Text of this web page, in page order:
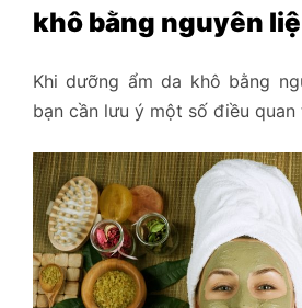
khô bằng nguyên
Khi dưỡng ẩm da khô bằng
bạn cần lưu ý một số điều quan